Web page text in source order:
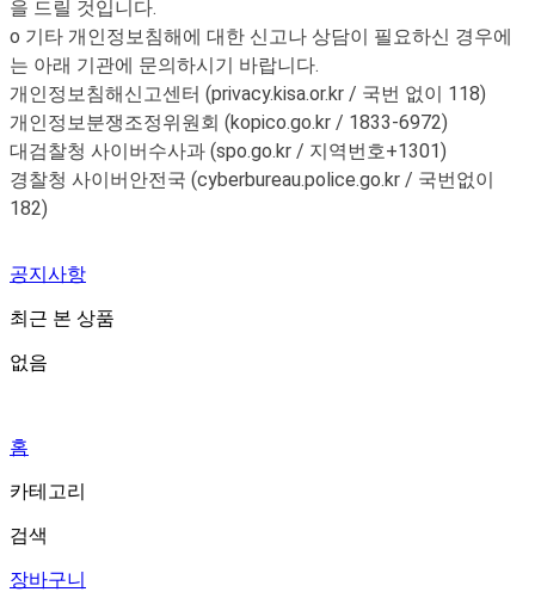
을 드릴 것입니다.
o 기타 개인정보침해에 대한 신고나 상담이 필요하신 경우에
는 아래 기관에 문의하시기 바랍니다.
개인정보침해신고센터 (privacy.kisa.or.kr / 국번 없이 118)
개인정보분쟁조정위원회 (kopico.go.kr / 1833-6972)
대검찰청 사이버수사과 (spo.go.kr / 지역번호+1301)
경찰청 사이버안전국 (cyberbureau.police.go.kr / 국번없이
182)
공지사항
최근 본 상품
없음
홈
카테고리
검색
장바구니